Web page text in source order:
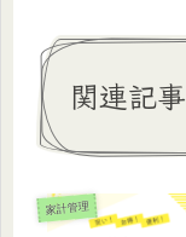
関連記事
家計管理